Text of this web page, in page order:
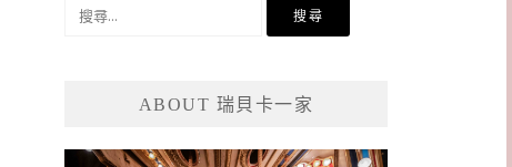
ABOUT 瑞貝卡一家